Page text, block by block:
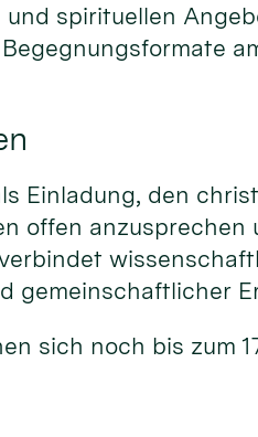
spirituellen
Einladung, den
offen
gemeinschaftlicher
sich noch bis zum